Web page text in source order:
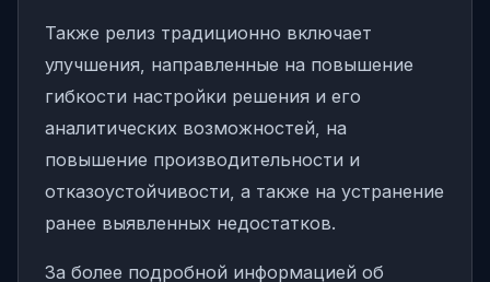
Также релиз традиционно включает
улучшения, направленные на повышение
гибкости настройки решения и его
аналитических возможностей, на
повышение производительности и
отказоустойчивости, а также на устранение
ранее выявленных недостатков.
За более подробной информацией об